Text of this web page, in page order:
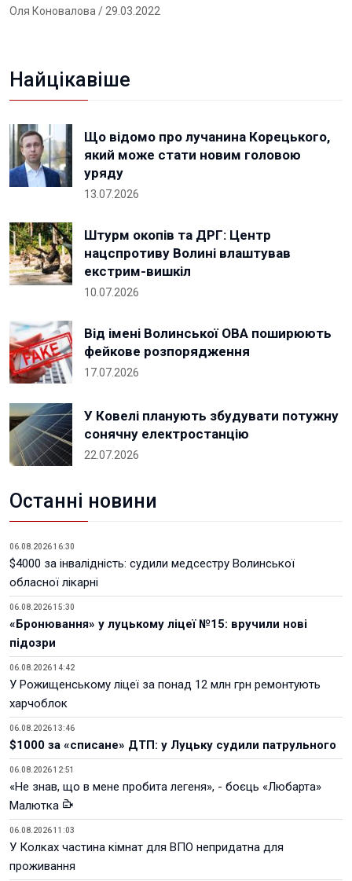
Оля Коновалова / 29.03.2022
Найцікавіше
Що відомо про лучанина Корецького,
який може стати новим головою
уряду
13.07.2026
Штурм окопів та ДРГ: Центр
нацспротиву Волині влаштував
екстрим-вишкіл
10.07.2026
Від імені Волинської ОВА поширюють
фейкове розпорядження
17.07.2026
У Ковелі планують збудувати потужну
сонячну електростанцію
22.07.2026
Останні новини
06.08.2026 16:30
$4000 за інвалідність: судили медсестру Волинської
обласної лікарні
06.08.2026 15:30
«Бронювання» у луцькому ліцеї №15: вручили нові
підозри
06.08.2026 14:42
У Рожищенському ліцеї за понад 12 млн грн ремонтують
харчоблок
06.08.2026 13:46
$1000 за «списане» ДТП: у Луцьку судили патрульного
06.08.2026 12:51
«Не знав, що в мене пробита легеня», - боєць «Любарта»
Малютка
06.08.2026 11:03
У Колках частина кімнат для ВПО непридатна для
проживання